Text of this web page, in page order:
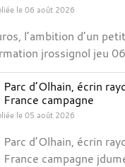
le 06 août 2026
l’ambition d’un
jrossignol jeu
Parc d’Olhain, écrin
France campagne
le 05 août 2026
Parc d’Olhain, écrin
France campagne